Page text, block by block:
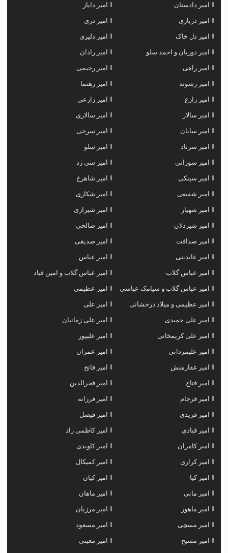
امیر دادستان امیر دایاز
امیر درباری امیر دری
امیر دل خاک امیر دلیری
امیر دوربان و احمد سلو امیر رادان
امیر راهی امیر رحیمی
امیر رشوند امیر رهنما
امیر زارع امیر زارعی
امیر سالار امیر سالاری
امیر سایان امیر سرخی
امیر سرناد امیر سلو
امیر سورانی امیر سی زد
امیر سینکی امیر شاهرخ
امیر شفیعی امیر شکاری
امیر شهیار امیر شیرازی
امیر شیردلان امیر صالحی
امیر صداقت امیر صدیقی
امیر عابدینی امیر عباس
امیر عباس گلاب امیر عباس گلاب و امین قباد
امیر عباس گلاب و سیامک عباسی امیر عظیمی
امیر عظیمی و میلاد درخشانی امیر علی
امیر علی حمیدی امیر علی زمانیان
امیر علی کریمخانی امیر علیپور
امیر علیمردانی امیر عمران
امیر غفارمنش امیر فاتح
امیر فتاح امیر فخرالدین
امیر فرجام امیر فرزانه
امیر فریدی امیر فیصل
امیر قبادی امیر کاظمی راد
امیر کامران امیر کاویدی
امیر کراری امیر کمیکال
امیر کیا امیر کیان
امیر مانی امیر ماهان
امیر ماهور امیر مرزبان
امیر مسچی امیر مسعود
امیر مسیح امیر معینی